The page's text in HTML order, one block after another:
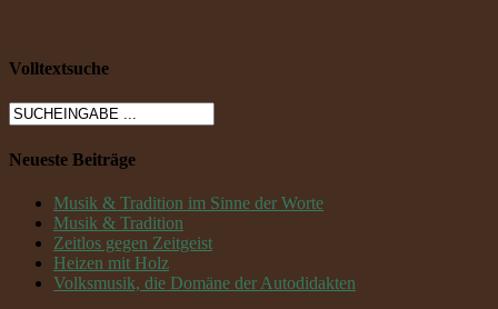
Volltextsuche
Neueste Beiträge
Musik & Tradition im Sinne der Worte
Musik & Tradition
Zeitlos gegen Zeitgeist
Heizen mit Holz
Volksmusik, die Domäne der Autodidakten